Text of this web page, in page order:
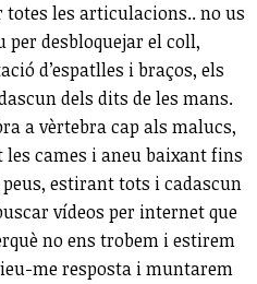
les articulacions.. no us
per desbloquejar el coll,
d’espatlles i braços, els
dels dits de les mans.
a vèrtebra cap als malucs,
cames i aneu baixant fins
estirant tots i cadascun
vídeos per internet que
no ens trobem i estirem
me resposta i muntarem